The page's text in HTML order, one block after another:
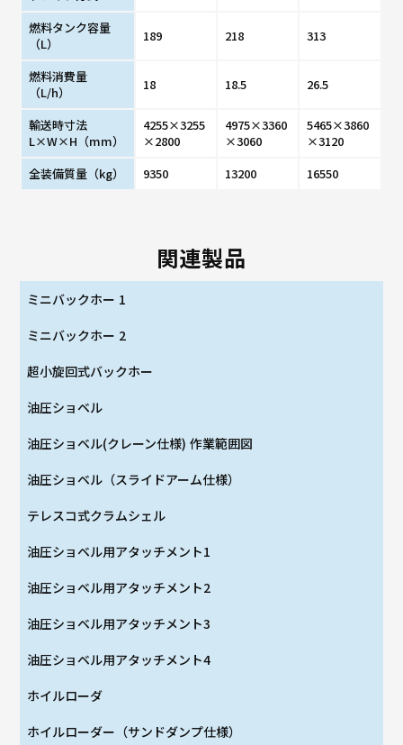
関連製品
ミニバックホー 1
ミニバックホー 2
超小旋回式バックホー
油圧ショベル
油圧ショベル(クレーン仕様) 作業範囲図
油圧ショベル（スライドアーム仕様）
テレスコ式クラムシェル
油圧ショベル用アタッチメント1
油圧ショベル用アタッチメント2
油圧ショベル用アタッチメント3
油圧ショベル用アタッチメント4
ホイルローダ
ホイルローダー（サンドダンプ仕様）
燃料タンク容量
（L）
189 218 313
燃料消費量
（L/h）
18 18.5 26.5
輸送時寸法
L×W×H（mm）
4255×3255
×2800
4975×3360
×3060
5465×3860
×3120
全装備質量（kg）
9350 13200 16550